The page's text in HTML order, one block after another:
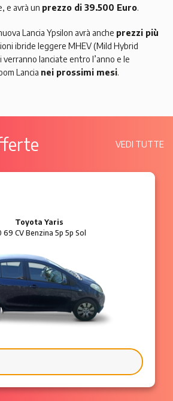
e avrà un prezzo di 39.500 Euro.
Lancia Ypsilon avrà anche prezzi più
ibride leggere MHEV (Mild Hybrid
verranno lanciate entro l’anno e le
Lancia nei prossimi mesi.
VEDI TUTTE
Ford Ka
8V 69 CV Benzina 3p Plus